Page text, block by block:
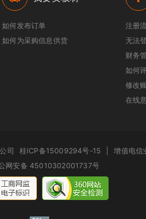
如何发布订单
如何为采购信息供货
注册
无法
财务
如何
修改
在线
司 桂ICP备15009294号-15 增值电信
网安备 45010302001737号